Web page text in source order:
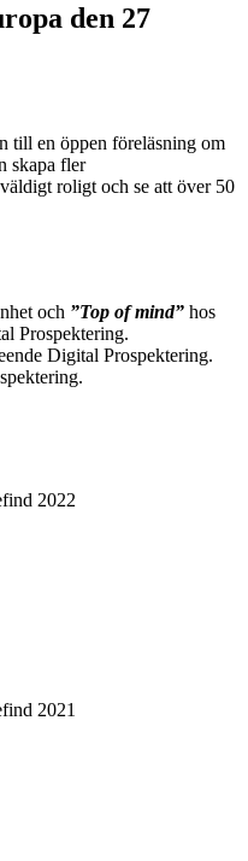
den 27
till en öppen föreläsning om
skapa fler
roligt och se att över 50
och ”Top of mind” hos
Prospektering.
Digital Prospektering.
2022
2021